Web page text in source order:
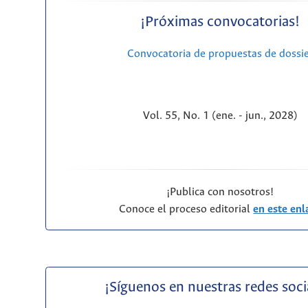
¡Próximas convocatorias!
Convocatoria de propuestas de
Vol. 55, No. 1 (ene. - jun., 2028)
¡Publica con nosotros!
Conoce el proceso editorialen este
¡Síguenos en nuestras redes